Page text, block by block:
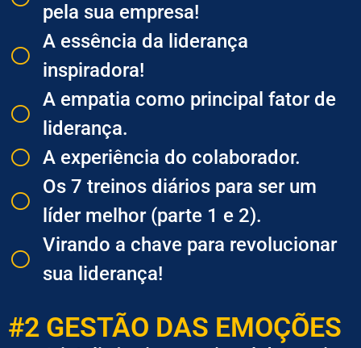
pela sua empresa!
A essência da liderança
inspiradora!
​A empatia como principal fator de
liderança.
​A experiência do colaborador.
​Os 7 treinos diários para ser um
líder melhor (parte 1 e 2).
​Virando a chave para revolucionar
sua liderança!
#2 GESTÃO DAS EMOÇÕES